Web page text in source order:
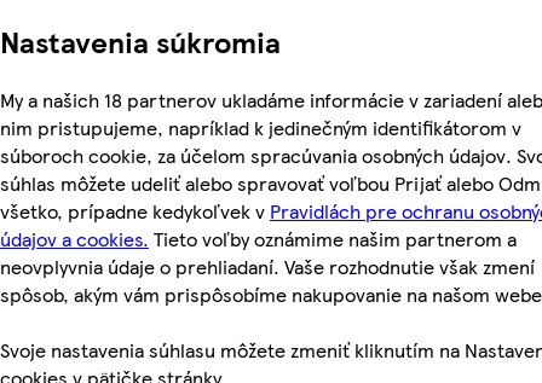
Nastavenia súkromia
My a našich 18 partnerov ukladáme informácie v zariadení
nim pristupujeme, napríklad k jedinečným identifikátorom v
súboroch cookie, za účelom spracúvania osobných údajov.
súhlas môžete udeliť alebo spravovať voľbou Prijať alebo
všetko, prípadne kedykoľvek v Pravidlách pre ochranu
údajov a cookies. Tieto voľby oznámime našim partnerom a
neovplyvnia údaje o prehliadaní. Vaše rozhodnutie však zmení
spôsob, akým vám prispôsobíme nakupovanie na našom
Svoje nastavenia súhlasu môžete zmeniť kliknutím na
cookies v pätičke stránky.